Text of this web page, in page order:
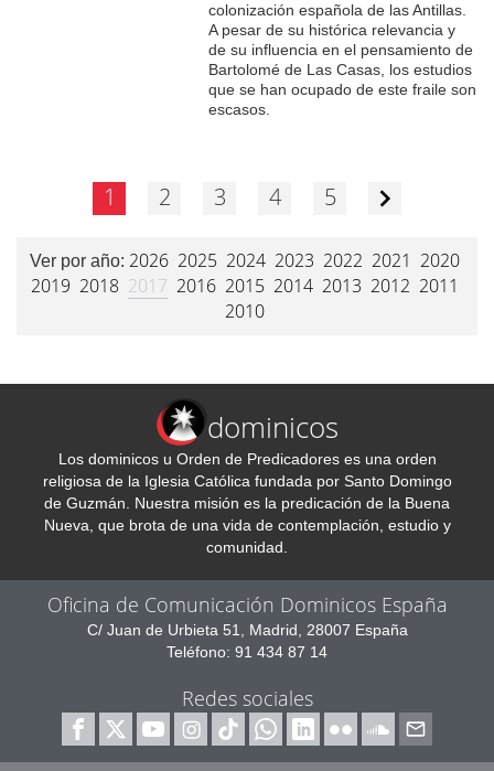
colonización española de las Antillas.
A pesar de su histórica relevancia y
de su influencia en el pensamiento de
Bartolomé de Las Casas, los estudios
que se han ocupado de este fraile son
escasos.
1 2 3 4 5
Ver por año: 2026 2025 2024 2023 2022 2021 2020
2019 2018 2017 2016 2015 2014 2013 2012 2011
2010
dominicos
Los dominicos u Orden de Predicadores es una orden
religiosa de la Iglesia Católica fundada por Santo Domingo
de Guzmán. Nuestra misión es la predicación de la Buena
Nueva, que brota de una vida de contemplación, estudio y
comunidad.
Oficina de Comunicación Dominicos España
C/ Juan de Urbieta 51, Madrid, 28007 España
Teléfono: 91 434 87 14
Redes sociales